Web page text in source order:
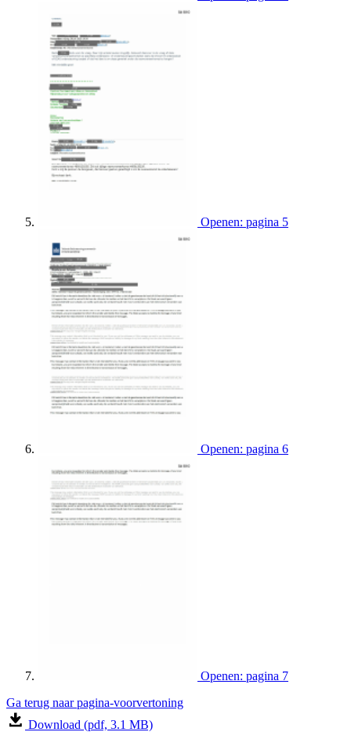
Openen: pagina 5
Openen: pagina 6
Openen: pagina 7
Ga terug naar pagina-voorvertoning
Download (pdf, 3.1 MB)